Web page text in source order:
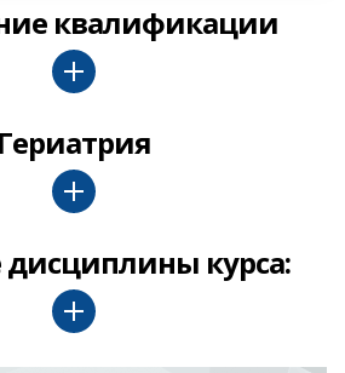
квалификации
Гериатрия
курса: